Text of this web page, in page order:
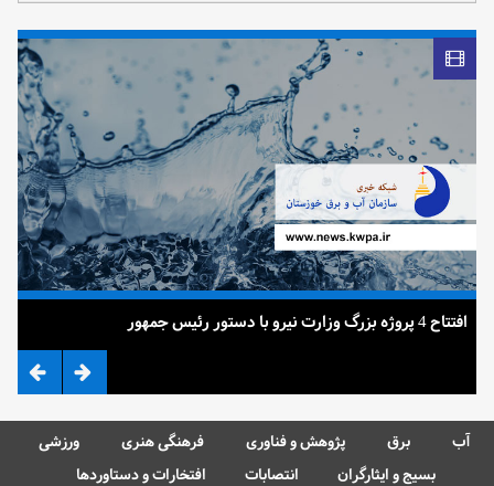
افتتاح 4 پروژه بزرگ وزارت نیرو با دستور رئیس جمهور
آب برق پژوهش و فناوری فرهنگی هنری
ورزشی
بسیج و ایثارگران
انتصابات
افتخارات و دستاوردها